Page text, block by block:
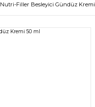
Nutri-Filler Besleyici Gündüz